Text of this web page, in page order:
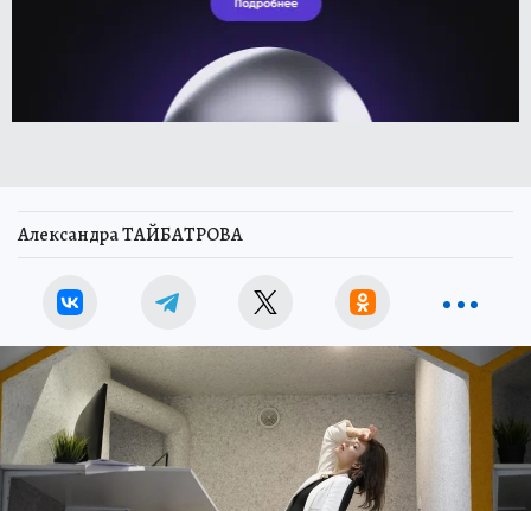
Александра ТАЙБАТРОВА